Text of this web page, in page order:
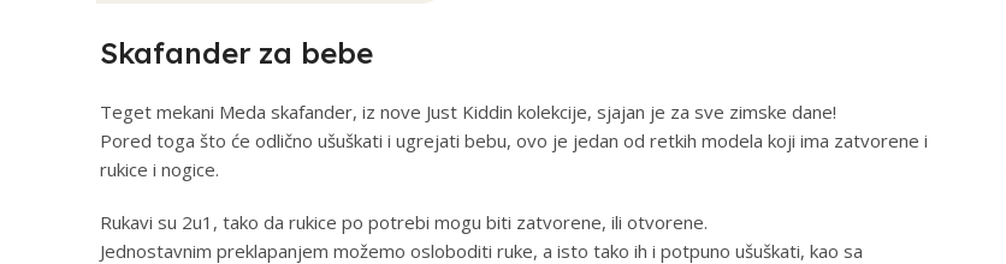
Skafander za bebe
Teget mekani Meda skafander, iz nove Just Kiddin kolekcije, sjajan je za sve zimske dane!
Pored toga što će odlično ušuškati i ugrejati bebu, ovo je jedan od retkih modela koji ima zatvorene i
rukice i nogice.
Rukavi su 2u1, tako da rukice po potrebi mogu biti zatvorene, ili otvorene.
Jednostavnim preklapanjem možemo osloboditi ruke, a isto tako ih i potpuno ušuškati, kao sa